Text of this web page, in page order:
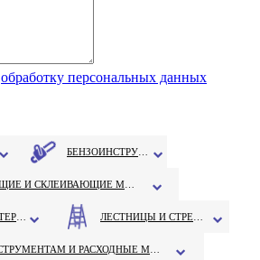
обработку персональных данных